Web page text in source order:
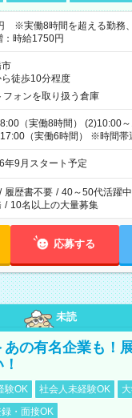
※実働8時間を超える勤務
時給1750円
徒歩10分程度
フォンを取り扱う倉庫
（実働8時間） (2)10:00～
（実働6時間） ※時間
9月スタート予定
/ 履歴書不要 / 40～50代活躍中
/ 10名以上の大量募集
応募する
未読
あの有名企業も！
験OK 社会人未経験OK
・面接OK